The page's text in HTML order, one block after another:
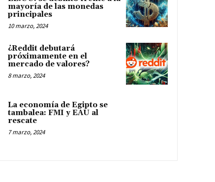
mayoría de las monedas
principales
10 marzo, 2024
¿Reddit debutará
próximamente en el
mercado de valores?
8 marzo, 2024
La economía de Egipto se
tambalea: FMI y EAU al
rescate
7 marzo, 2024